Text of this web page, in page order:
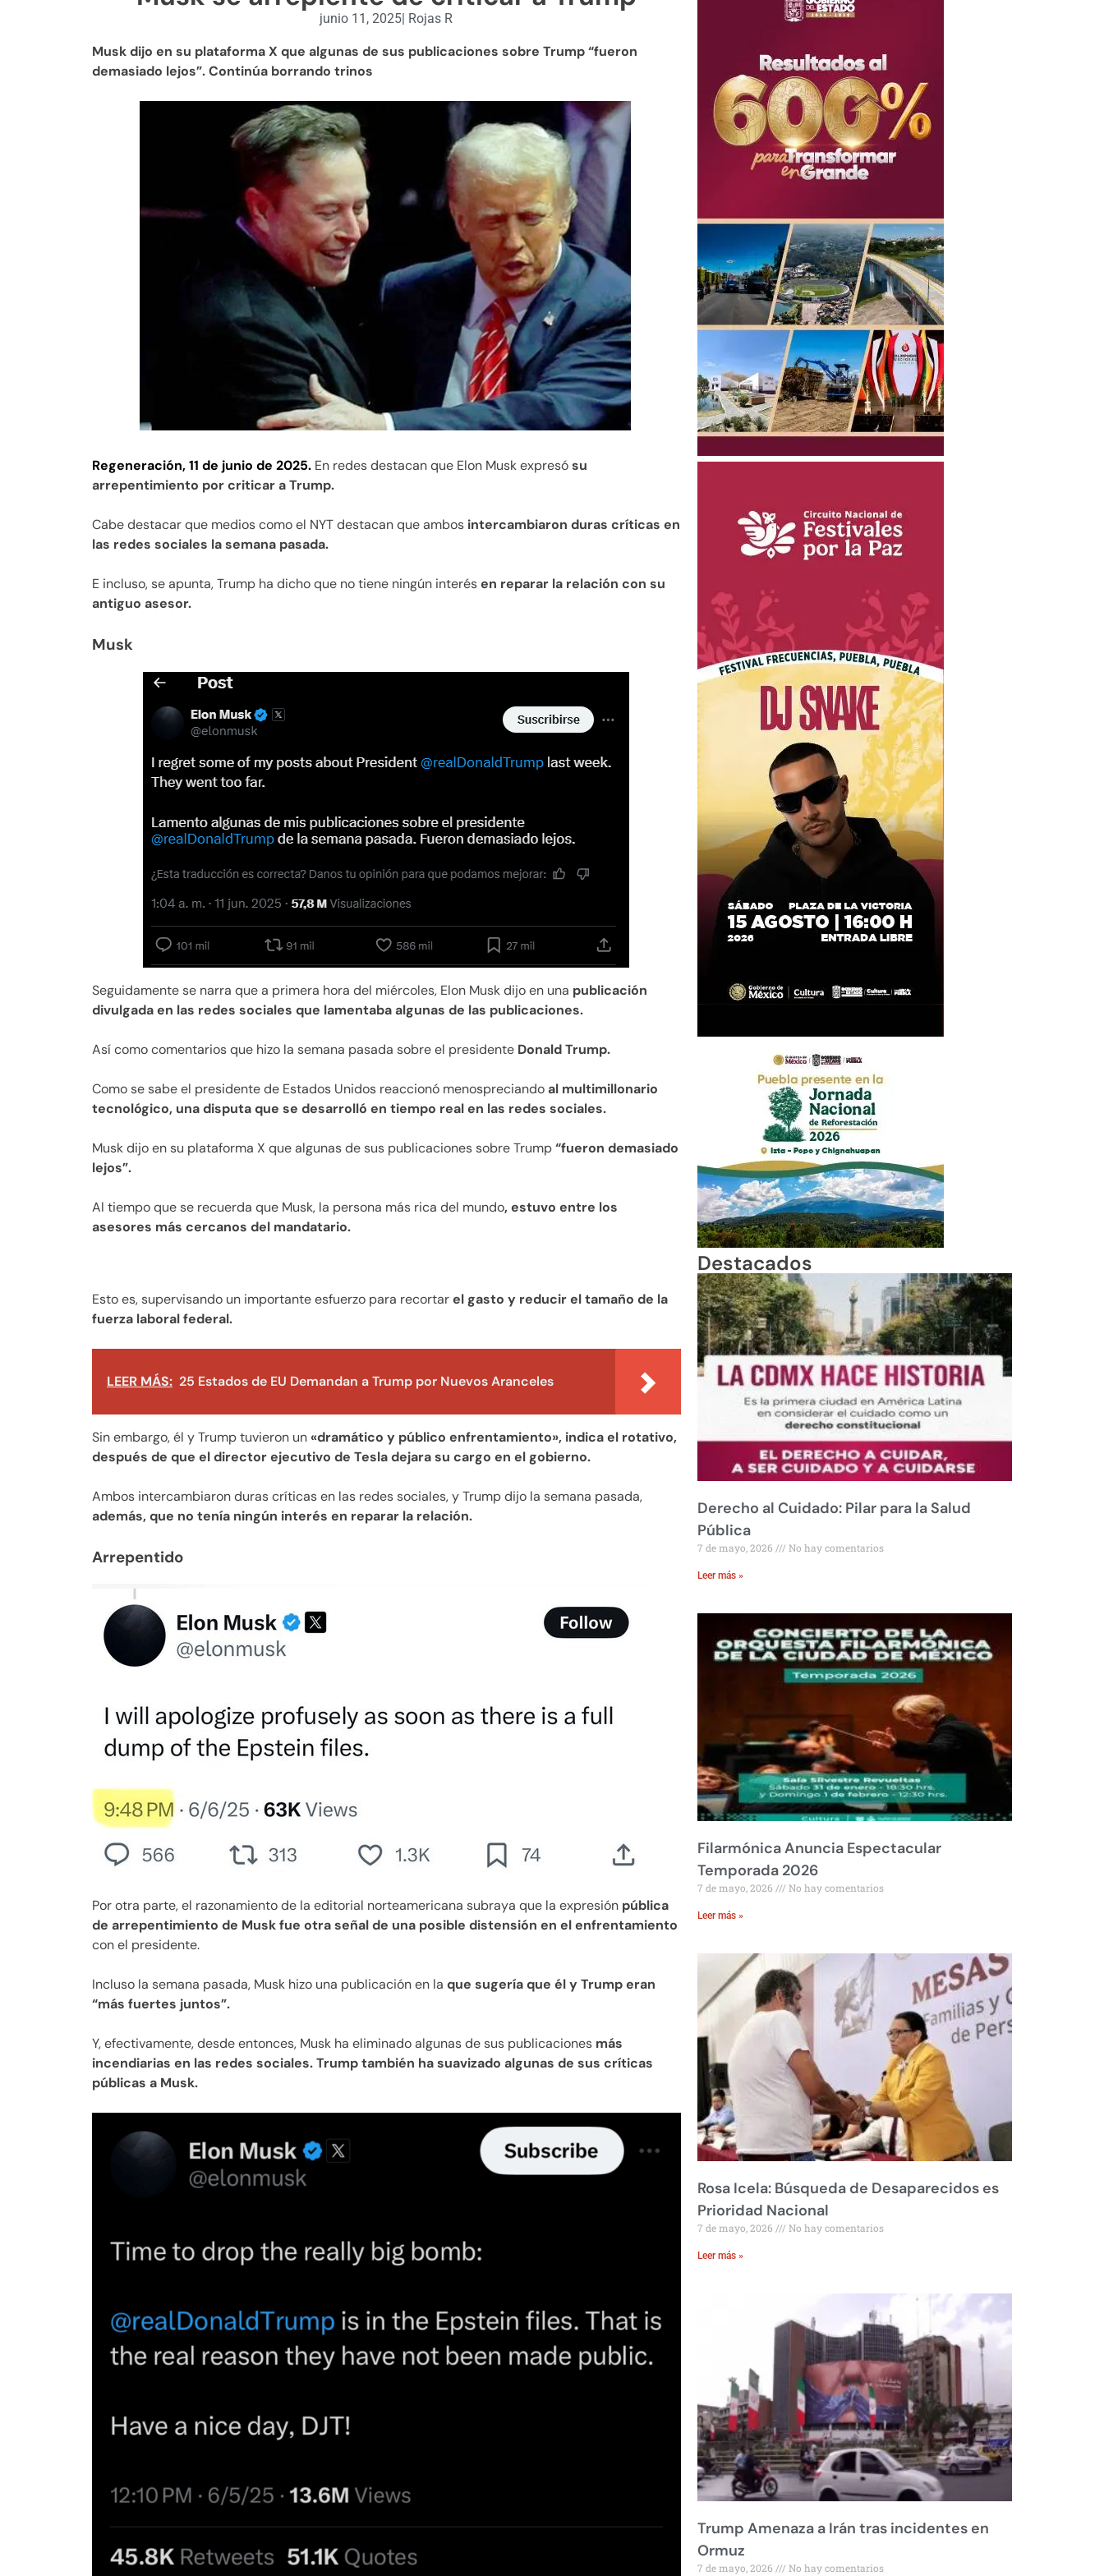
junio 11, 2025 Rojas R
Musk dijo en su plataforma X que algunas de sus publicaciones sobre Trump “fueron
demasiado lejos”. Continúa borrando trinos
Regeneración, 11 de junio de 2025. En redes destacan que Elon Musk expresósu
arrepentimiento por criticar a Trump.
Cabe destacar que medios como el NYT destacan que ambos intercambiaron duras críticas en
las redes sociales la semana pasada.
E incluso, se apunta, Trump ha dicho que no tiene ningún interésen reparar la relación con su
antiguo asesor.
Musk
Seguidamente se narra que a primera hora del miércoles, Elon Musk dijo en una publicación
divulgada en las redes sociales que lamentaba algunas de las publicaciones.
Así como comentarios que hizo la semana pasada sobre el presidente Donald Trump.
Como se sabe el presidente de Estados Unidos reaccionó menospreciandoal multimillonario
tecnológico, una disputa que se desarrolló en tiempo real en las redes sociales.
Musk dijo en su plataforma X que algunas de sus publicaciones sobre Trump“fueron demasiado
lejos”.
Al tiempo que se recuerda que Musk, la persona más rica del mundo, estuvo entre los
asesores más cercanos del mandatario.
Esto es, supervisando un importante esfuerzo para recortarel gasto y reducir el tamaño de la
fuerza laboral federal.
LEER MÁS: 25 Estados de EU Demandan a Trump por Nuevos Aranceles
Sin embargo, él y Trump tuvieron un«dramático y público enfrentamiento», indica el rotativo,
después de que el director ejecutivo de Tesla dejara su cargo en el gobierno.
Ambos intercambiaron duras críticas en las redes sociales, y Trump dijo la semana pasada,
además, que no tenía ningún interés en reparar la relación.
Arrepentido
Por otra parte, el razonamiento de la editorial norteamericana subraya que la expresión pública
de arrepentimiento de Musk fue otra señal de una posible distensión en el enfrentamiento
con el presidente.
Incluso la semana pasada, Musk hizo una publicación en la que sugería que él y Trump eran
“más fuertes juntos”.
Y, efectivamente, desde entonces, Musk ha eliminado algunas de sus publicaciones más
incendiarias en las redes sociales. Trump también ha suavizado algunas de sus críticas
públicas a Musk.
Destacados
Derecho al Cuidado: Pilar para la Salud
Pública
7 de mayo, 2026 No hay comentarios
Leer más »
Filarmónica Anuncia Espectacular
Temporada 2026
7 de mayo, 2026 No hay comentarios
Leer más »
Rosa Icela: Búsqueda de Desaparecidos es
Prioridad Nacional
7 de mayo, 2026 No hay comentarios
Leer más »
Trump Amenaza a Irán tras incidentes en
Ormuz
7 de mayo, 2026 No hay comentarios